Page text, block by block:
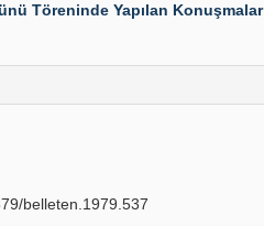
Töreninde Yapılan Konuşmalar
belleten.1979.537